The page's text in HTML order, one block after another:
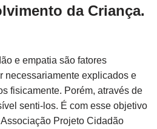
da Criança.
e empatia são fatores
necessariamente explicados e
fisicamente. Porém, através de
senti-los. É com esse objetivo
Projeto Cidadão